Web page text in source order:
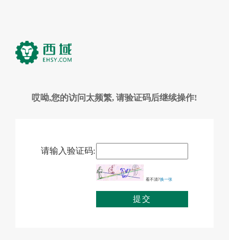
哎呦,您的访问太频繁, 请验证码后继续操作!
请输入验证码:
看不清?换一张